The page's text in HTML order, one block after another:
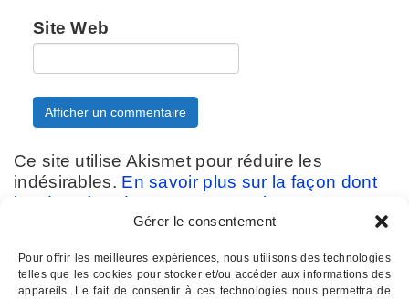
Gérer le consentement
Pour offrir les meilleures expériences, nous utilisons des technologies
telles que les cookies pour stocker et/ou accéder aux informations des
appareils. Le fait de consentir à ces technologies nous permettra de
Site Web
Ce site utilise Akismet pour réduire les
indésirables. En savoir plus sur la façon dont
les données de vos commentaires sont